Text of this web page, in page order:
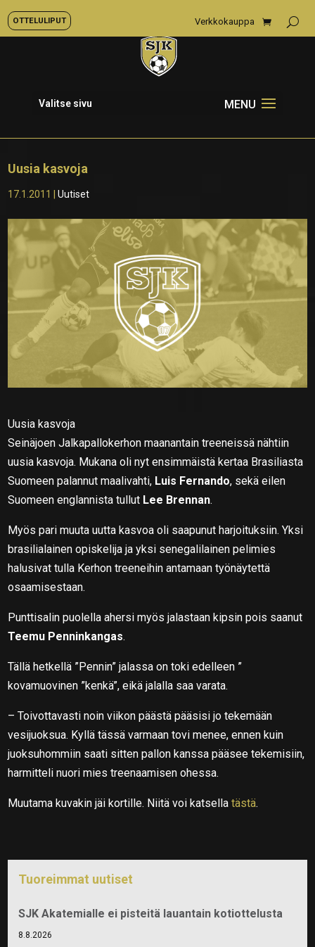
OTTELULIPUT Verkkokauppa
Valitse sivu
Uusia kasvoja
17.1.2011 |Uutiset
Uusia kasvoja
Seinäjoen Jalkapallokerhon maanantain treeneissä nähtiin
uusia kasvoja. Mukana oli nyt ensimmäistä kertaa Brasiliasta
Suomeen palannut maalivahti, Luis Fernando, sekä eilen
Suomeen englannista tullut Lee Brennan.
Myös pari muuta uutta kasvoa oli saapunut harjoituksiin. Yksi
brasilialainen opiskelija ja yksi senegalilainen pelimies
halusivat tulla Kerhon treeneihin antamaan työnäytettä
osaamisestaan.
Punttisalin puolella ahersi myös jalastaan kipsin pois saanut
Teemu Penninkangas.
Tällä hetkellä ”Pennin” jalassa on toki edelleen ”
kovamuovinen ”kenkä”, eikä jalalla saa varata.
– Toivottavasti noin viikon päästä pääsisi jo tekemään
vesijuoksua. Kyllä tässä varmaan tovi menee, ennen kuin
juoksuhommiin saati sitten pallon kanssa pääsee tekemisiin,
harmitteli nuori mies treenaamisen ohessa.
Muutama kuvakin jäi kortille. Niitä voi katsellatästä.
Tuoreimmat uutiset
SJK Akatemialle ei pisteitä lauantain kotiottelusta
8.8.2026